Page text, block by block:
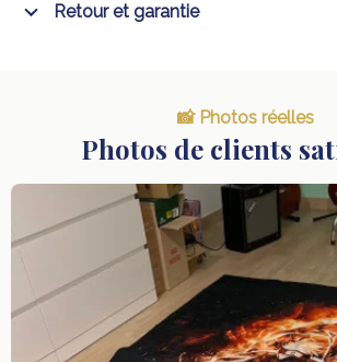
Retour et garantie
📸 Photos réelles
Photos de clients